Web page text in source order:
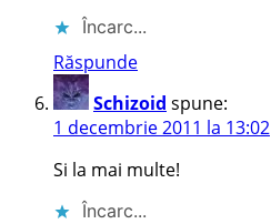
Încarc...
Răspunde
Schizoid spune:
1 decembrie 2011 la 13:02
Si la mai multe!
Încarc...